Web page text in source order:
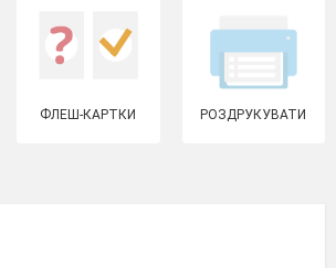
ФЛЕШ-КАРТКИ РОЗДРУКУВАТИ